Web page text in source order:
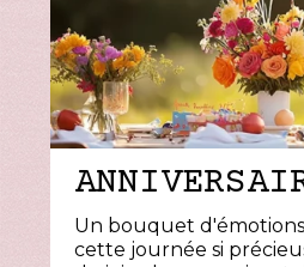
Un bouquet
cette journée si